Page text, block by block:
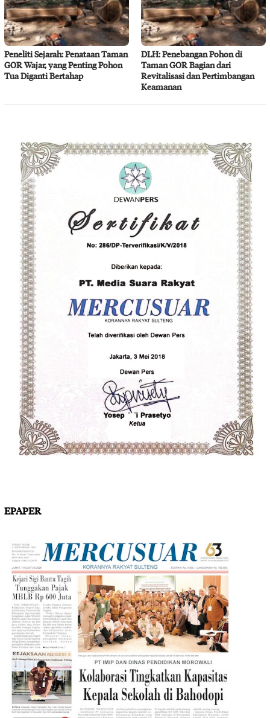
Peneliti Sejarah: Penataan Taman
GOR Wajar, yang Penting Pohon
Tua Diganti Bertahap
DLH: Penebangan Pohon di
Taman GOR Bagian dari
Revitalisasi dan Pertimbangan
Keamanan
EPAPER